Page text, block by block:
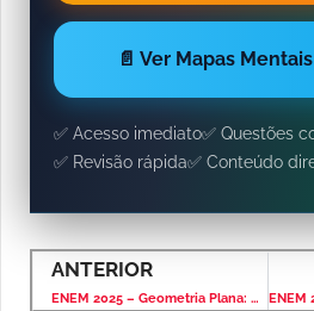
📄 Ver Mapas
✅ Acesso imediato✅ Questões
✅ Revisão rápida✅ Conteúdo
ANTERIOR
ENEM 2025 – Geometria Plana: Qual túnel tem a menor área de seção transversal?